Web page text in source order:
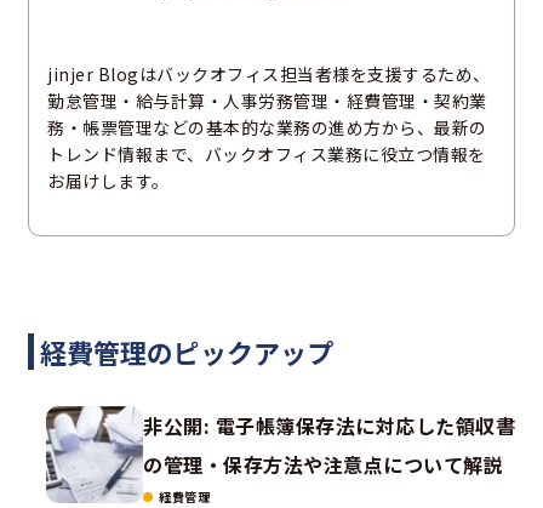
jinjer Blogはバックオフィス担当者様を支援するため、
勤怠管理・給与計算・人事労務管理・経費管理・契約業
務・帳票管理などの基本的な業務の進め方から、最新の
トレンド情報まで、バックオフィス業務に役立つ情報を
お届けします。
経費管理のピックアップ
非公開: 電子帳簿保存法に対応した領収書
の管理・保存方法や注意点について解説
経費管理